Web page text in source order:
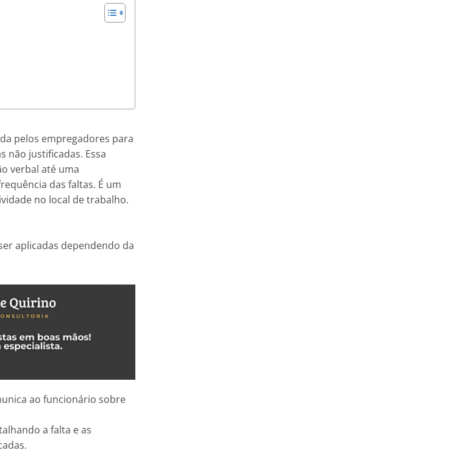
pelos empregadores para
não justificadas. Essa
verbal até uma
das faltas. É um
no local de trabalho.
aplicadas dependendo da
ao funcionário sobre
a falta e as